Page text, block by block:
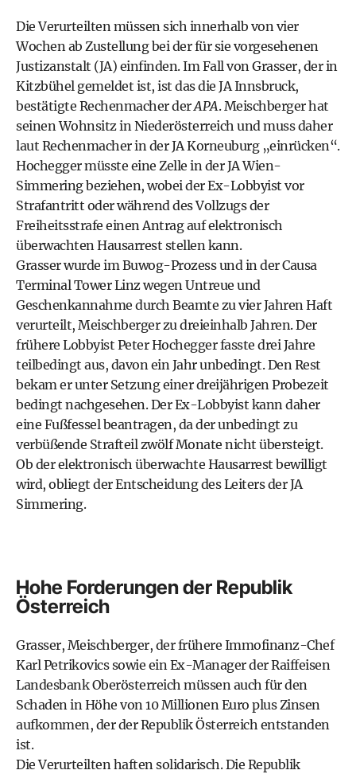
Die Verurteilten müssen sich innerhalb von vier
Wochen ab Zustellung bei der für sie vorgesehenen
Justizanstalt (JA) einfinden. Im Fall von Grasser, der in
Kitzbühel gemeldet ist, ist das die JA Innsbruck,
bestätigte Rechenmacher derAPA. Meischberger hat
seinen Wohnsitz in Niederösterreich und muss daher
laut Rechenmacher in der JA Korneuburg „einrücken“.
Hochegger müsste eine Zelle in der JA Wien-
Simmering beziehen, wobei der Ex-Lobbyist vor
Strafantritt oder während des Vollzugs der
Freiheitsstrafe einen Antrag auf elektronisch
überwachten Hausarrest stellen kann.
Grasser wurde im Buwog-Prozess und in der Causa
Terminal Tower Linz wegen Untreue und
Geschenkannahme durch Beamte zu vier Jahren Haft
verurteilt, Meischberger zu dreieinhalb Jahren. Der
frühere Lobbyist Peter Hochegger fasste drei Jahre
teilbedingt aus, davon ein Jahr unbedingt. Den Rest
bekam er unter Setzung einer dreijährigen Probezeit
bedingt nachgesehen. Der Ex-Lobbyist kann daher
eine Fußfessel beantragen, da der unbedingt zu
verbüßende Strafteil zwölf Monate nicht übersteigt.
Ob der elektronisch überwachte Hausarrest bewilligt
wird, obliegt der Entscheidung des Leiters der JA
Simmering.
Hohe Forderungen der Republik
Österreich
Grasser, Meischberger, der frühere Immofinanz-Chef
Karl Petrikovics sowie ein Ex-Manager der Raiffeisen
Landesbank Oberösterreich müssen auch für den
Schaden in Höhe von 10 Millionen Euro plus Zinsen
aufkommen, der der Republik Österreich entstanden
ist.
Die Verurteilten haften solidarisch. Die Republik